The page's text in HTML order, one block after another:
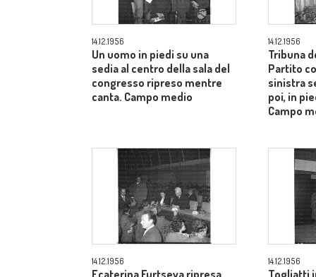
14.12.1956
Un uomo in piedi su una
sedia al centro della sala del
congresso ripreso mentre
canta. Campo medio
14.12.1956
Tribuna
Partito
sinistra
poi, in
Campo
14.12.1956
Ecaterina Furtseva ripresa
14.12.1956
Togliatti